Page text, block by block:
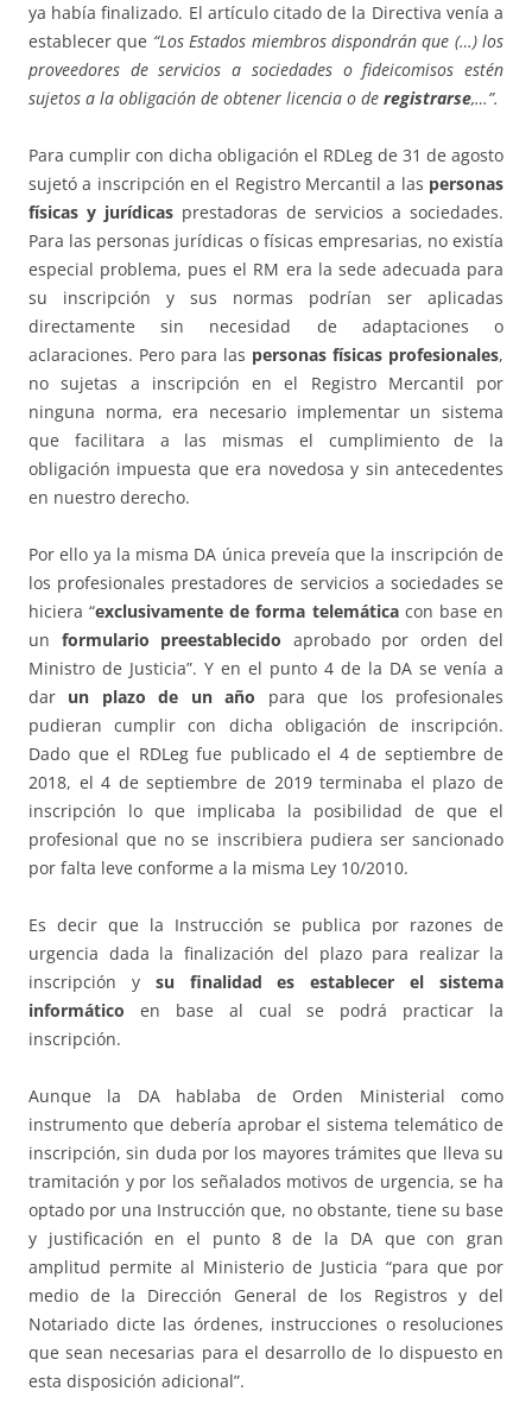
ya había finalizado. El artículo citado de la Directiva venía a
establecer que “Los Estados miembros dispondrán que (…) los
proveedores de servicios a sociedades o fideicomisos estén
sujetos a la obligación de obtener licencia o de registrarse,…”.
Para cumplir con dicha obligación el RDLeg de 31 de agosto
sujetó a inscripción en el Registro Mercantil a las personas
físicas y jurídicas prestadoras de servicios a sociedades.
Para las personas jurídicas o físicas empresarias, no existía
especial problema, pues el RM era la sede adecuada para
su inscripción y sus normas podrían ser aplicadas
directamente sin necesidad de adaptaciones o
aclaraciones. Pero para las personas físicas profesionales,
no sujetas a inscripción en el Registro Mercantil por
ninguna norma, era necesario implementar un sistema
que facilitara a las mismas el cumplimiento de la
obligación impuesta que era novedosa y sin antecedentes
en nuestro derecho.
Por ello ya la misma DA única preveía que la inscripción de
los profesionales prestadores de servicios a sociedades se
hiciera “exclusivamente de forma telemáticacon base en
un formulario preestablecido aprobado por orden del
Ministro de Justicia”. Y en el punto 4 de la DA se venía a
dar un plazo de un año para que los profesionales
pudieran cumplir con dicha obligación de inscripción.
Dado que el RDLeg fue publicado el 4 de septiembre de
2018, el 4 de septiembre de 2019 terminaba el plazo de
inscripción lo que implicaba la posibilidad de que el
profesional que no se inscribiera pudiera ser sancionado
por falta leve conforme a la misma Ley 10/2010.
Es decir que la Instrucción se publica por razones de
urgencia dada la finalización del plazo para realizar la
inscripción y su finalidad es establecer el sistema
informático en base al cual se podrá practicar la
inscripción.
Aunque la DA hablaba de Orden Ministerial como
instrumento que debería aprobar el sistema telemático de
inscripción, sin duda por los mayores trámites que lleva su
tramitación y por los señalados motivos de urgencia, se ha
optado por una Instrucción que, no obstante, tiene su base
y justificación en el punto 8 de la DA que con gran
amplitud permite al Ministerio de Justicia “para que por
medio de la Dirección General de los Registros y del
Notariado dicte las órdenes, instrucciones o resoluciones
que sean necesarias para el desarrollo de lo dispuesto en
esta disposición adicional”.